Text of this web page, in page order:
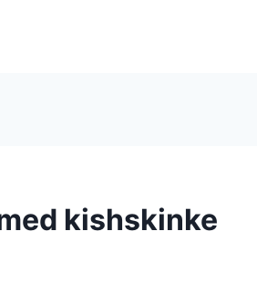
kishskinke